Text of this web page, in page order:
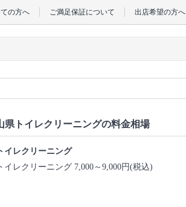
の方へ ご満足保証について 出店希望の方へ
県トイレクリーニングの料金相場
イレクリーニング
イレクリーニング 7,000～9,000円(税込)